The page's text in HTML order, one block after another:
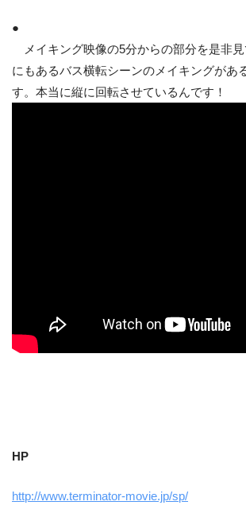
●
メイキング映像の5分からの部分を是非
にもあるバス横転シーンのメイキングがあ
す。本当に縦に回転させているんです！
HP
http://www.terminator-movie.jp/sp/